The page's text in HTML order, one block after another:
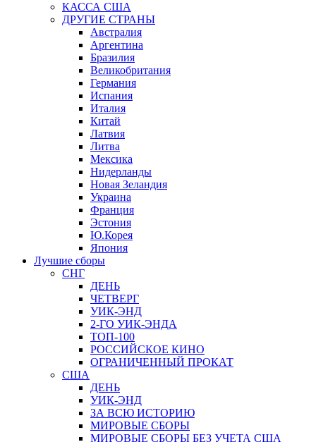
КАССА США
ДРУГИЕ СТРАНЫ
Австралия
Аргентина
Бразилия
Великобритания
Германия
Испания
Италия
Китай
Латвия
Литва
Мексика
Нидерланды
Новая Зеландия
Украина
Франция
Эстония
Ю.Корея
Япония
Лучшие сборы
СНГ
ДЕНЬ
ЧЕТВЕРГ
УИК-ЭНД
2-ГО УИК-ЭНДА
ТОП-100
РОССИЙСКОЕ КИНО
ОГРАНИЧЕННЫЙ ПРОКАТ
США
ДЕНЬ
УИК-ЭНД
ЗА ВСЮ ИСТОРИЮ
МИРОВЫЕ СБОРЫ
МИРОВЫЕ СБОРЫ БЕЗ УЧЕТА США